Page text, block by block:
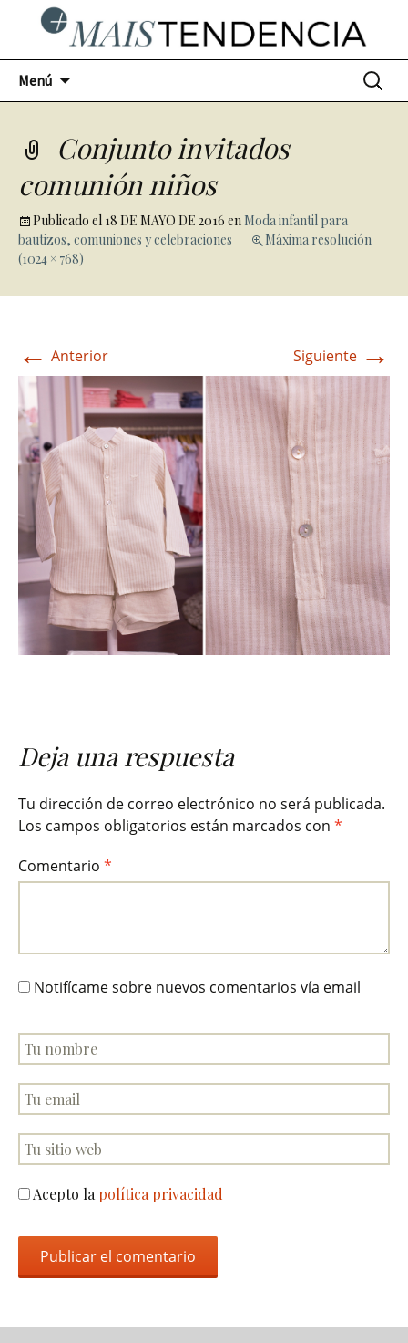
Menú Buscar:
Conjunto invitados
comunión niños
Publicado el 18 DE MAYO DE 2016 en Moda infantil para
bautizos, comuniones y celebraciones
Máxima resolución
(1024 × 768)
← Anterior Siguiente →
Deja una respuesta
Tu dirección de correo electrónico no será publicada.
Los campos obligatorios están marcados con *
Comentario *
Notifícame sobre nuevos comentarios vía email
Acepto lapolítica privacidad